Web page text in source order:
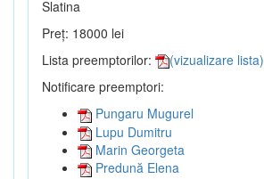
Slatina
Preț: 18000 lei
Lista preemptorilor:
(vizualizare lista)
Notificare preemptori:
Pungaru Mugurel
Lupu Dumitru
Marin Georgeta
Predună Elena